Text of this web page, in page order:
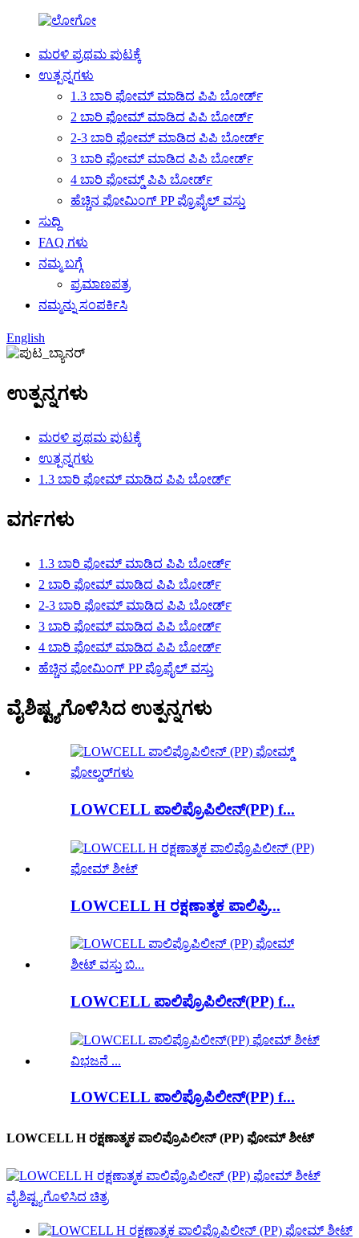
ಮರಳಿ ಪ್ರಥಮ ಪುಟಕ್ಕೆ
ಉತ್ಪನ್ನಗಳು
1.3 ಬಾರಿ ಫೋಮ್ ಮಾಡಿದ ಪಿಪಿ ಬೋರ್ಡ್
2 ಬಾರಿ ಫೋಮ್ ಮಾಡಿದ ಪಿಪಿ ಬೋರ್ಡ್
2-3 ಬಾರಿ ಫೋಮ್ ಮಾಡಿದ ಪಿಪಿ ಬೋರ್ಡ್
3 ಬಾರಿ ಫೋಮ್ ಮಾಡಿದ ಪಿಪಿ ಬೋರ್ಡ್
4 ಬಾರಿ ಫೋಮ್ಡ್ ಪಿಪಿ ಬೋರ್ಡ್
ಹೆಚ್ಚಿನ ಫೋಮಿಂಗ್ PP ಪ್ರೊಫೈಲ್ ವಸ್ತು
ಸುದ್ದಿ
FAQ ಗಳು
ನಮ್ಮ ಬಗ್ಗೆ
ಪ್ರಮಾಣಪತ್ರ
ನಮ್ಮನ್ನು ಸಂಪರ್ಕಿಸಿ
English
ಉತ್ಪನ್ನಗಳು
ಮರಳಿ ಪ್ರಥಮ ಪುಟಕ್ಕೆ
ಉತ್ಪನ್ನಗಳು
1.3 ಬಾರಿ ಫೋಮ್ ಮಾಡಿದ ಪಿಪಿ ಬೋರ್ಡ್
ವರ್ಗಗಳು
1.3 ಬಾರಿ ಫೋಮ್ ಮಾಡಿದ ಪಿಪಿ ಬೋರ್ಡ್
2 ಬಾರಿ ಫೋಮ್ ಮಾಡಿದ ಪಿಪಿ ಬೋರ್ಡ್
2-3 ಬಾರಿ ಫೋಮ್ ಮಾಡಿದ ಪಿಪಿ ಬೋರ್ಡ್
3 ಬಾರಿ ಫೋಮ್ ಮಾಡಿದ ಪಿಪಿ ಬೋರ್ಡ್
4 ಬಾರಿ ಫೋಮ್ ಮಾಡಿದ ಪಿಪಿ ಬೋರ್ಡ್
ಹೆಚ್ಚಿನ ಫೋಮಿಂಗ್ PP ಪ್ರೊಫೈಲ್ ವಸ್ತು
ವೈಶಿಷ್ಟ್ಯಗೊಳಿಸಿದ ಉತ್ಪನ್ನಗಳು
LOWCELL ಪಾಲಿಪ್ರೊಪಿಲೀನ್(PP) f...
LOWCELL H ರಕ್ಷಣಾತ್ಮಕ ಪಾಲಿಪ್ರಿ...
LOWCELL ಪಾಲಿಪ್ರೊಪಿಲೀನ್(PP) f...
LOWCELL ಪಾಲಿಪ್ರೊಪಿಲೀನ್(PP) f...
LOWCELL H ರಕ್ಷಣಾತ್ಮಕ ಪಾಲಿಪ್ರೊಪಿಲೀನ್ (PP) ಫೋಮ್ ಶೀಟ್